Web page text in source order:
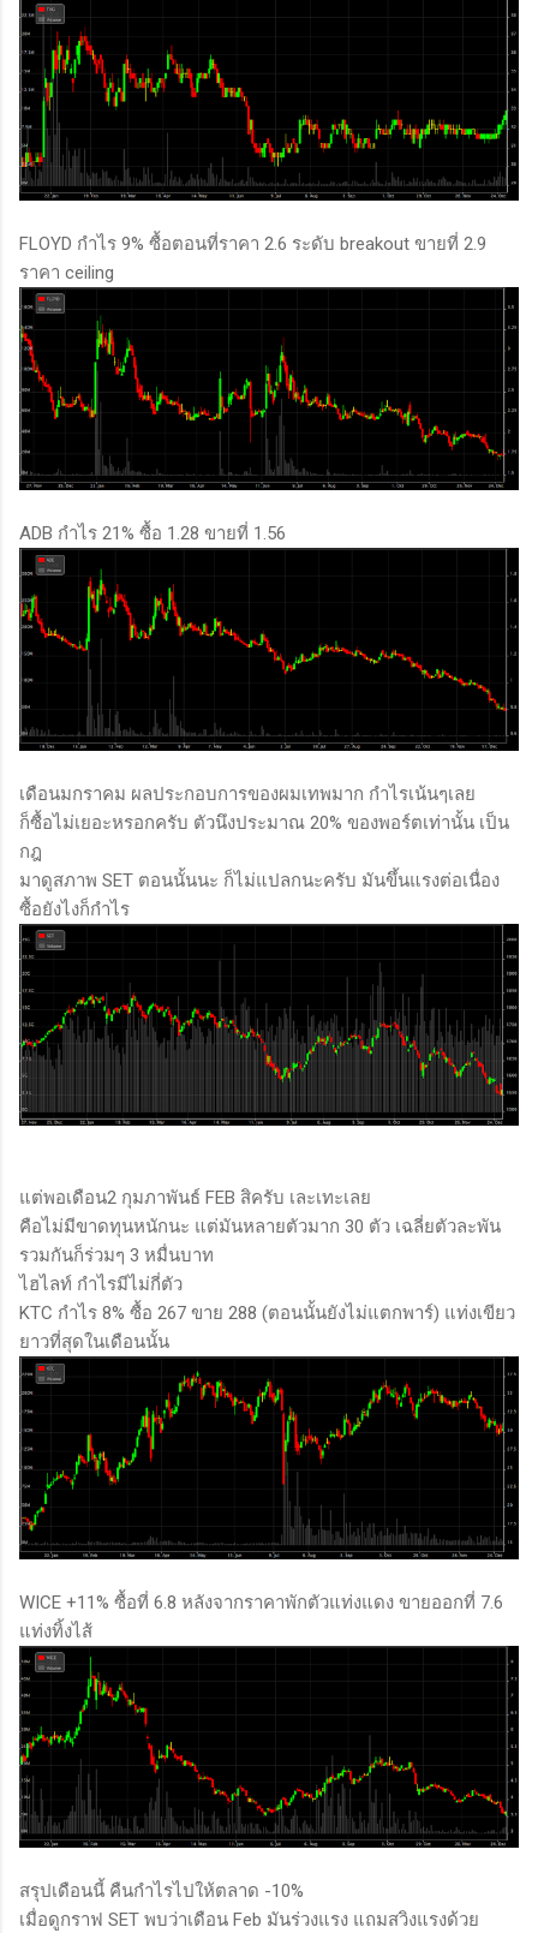
FLOYD กำไร 9% ซื้อตอนที่ราคา 2.6 ระดับ breakout ขายที่ 2.9
ราคา ceiling
ADB กำไร 21% ซื้อ 1.28 ขายที่ 1.56
เดือนมกราคม ผลประกอบการของผมเทพมาก กำไรเน้นๆเลย
ก็ซื้อไม่เยอะหรอกครับ ตัวนึงประมาณ 20% ของพอร์ตเท่านั้น เป็น
กฎ
มาดูสภาพ SET ตอนนั้นนะ ก็ไม่แปลกนะครับ มันขึ้นแรงต่อเนื่อง
ซื้อยังไงก็กำไร
แต่พอเดือน2 กุมภาพันธ์ FEB สิครับ เละเทะเลย
คือไม่มีขาดทุนหนักนะ แต่มันหลายตัวมาก 30 ตัว เฉลี่ยตัวละพัน
รวมกันก็ร่วมๆ 3 หมื่นบาท
ไฮไลท์ กำไรมีไม่กี่ตัว
KTC กำไร 8% ซื้อ 267 ขาย 288 (ตอนนั้นยังไม่แตกพาร์) แท่งเขียว
ยาวที่สุดในเดือนนั้น
WICE +11% ซื้อที่ 6.8 หลังจากราคาพักตัวแท่งแดง ขายออกที่ 7.6
แท่งทิ้งไส้
สรุปเดือนนี้ คืนกำไรไปให้ตลาด -10%
เมื่อดูกราฟ SET พบว่าเดือน Feb มันร่วงแรง แถมสวิงแรงด้วย